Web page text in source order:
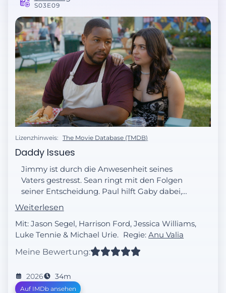
S03E09
Lizenzhinweis: The Movie Database (TMDB)
Daddy Issues
Jimmy ist durch die Anwesenheit seines
Vaters gestresst. Sean ringt mit den Folgen
seiner Entscheidung. Paul hilft Gaby dabei,
etwas Neues zu beginnen.
Weiterlesen
Mit: Jason Segel, Harrison Ford, Jessica Williams,
Luke Tennie & Michael Urie. Regie:Anu Valia
Meine Bewertung:
2026 34m
Auf IMDb ansehen